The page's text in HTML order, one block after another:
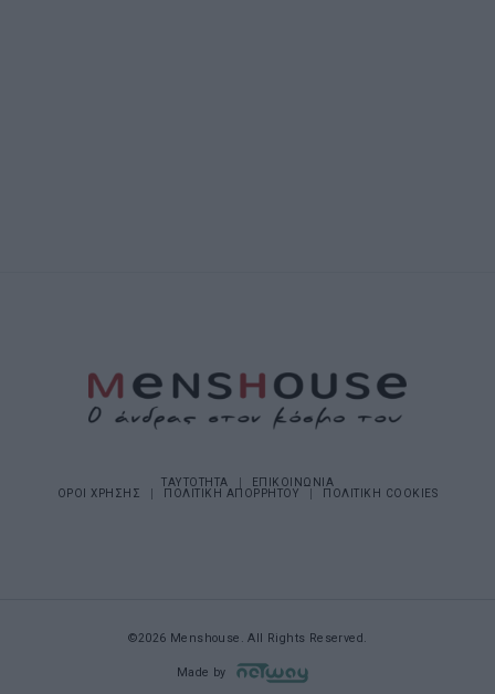
ΤΑΥΤΟΤΗΤΑ
ΕΠΙΚΟΙΝΩΝΙΑ
ΟΡΟΙ ΧΡΗΣΗΣ
ΠΟΛΙΤΙΚΗ ΑΠΟΡΡΗΤΟΥ ΠΟΛΙΤΙΚΗ COOKIES
©2026 Menshouse. All Rights Reserved.
Made by